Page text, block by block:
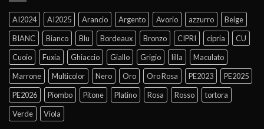
AI2024 AI2025 Arancio Argento Avorio azzurro
Beige
BIANC
Bianco Blu Bordeaux Bronzo CIPRI cipria
CU
Cuoio
Fuxia Ghiaccio Giallo Grigio lilla
Maculato
Marrone
Multicolor Nero Oro Oro Rosa PE2023
PE2025
PE2026
Piombo Pitone Platino Rosa Rosso
tortora
Verde
Viola